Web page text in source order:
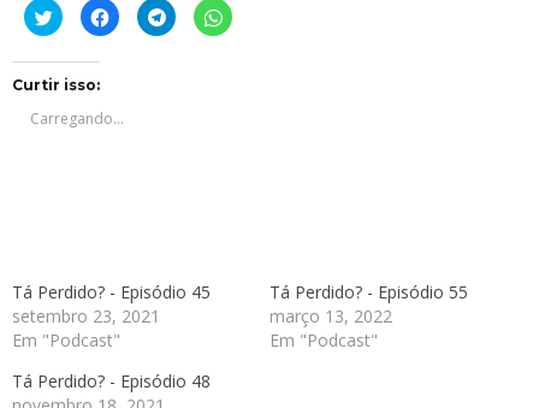
Clique
para
compartilhar
em
janela)
Clique
para
compartilhar
janela)
Clique
para
compartilhar
Clique
para
Curtir isso:
Carregando...
Tá Perdido? - Episódio 45
setembro 23, 2021
Em "Podcast"
Tá Perdido? - Episódio 55
março 13, 2022
Em "Podcast"
Tá Perdido? - Episódio 48